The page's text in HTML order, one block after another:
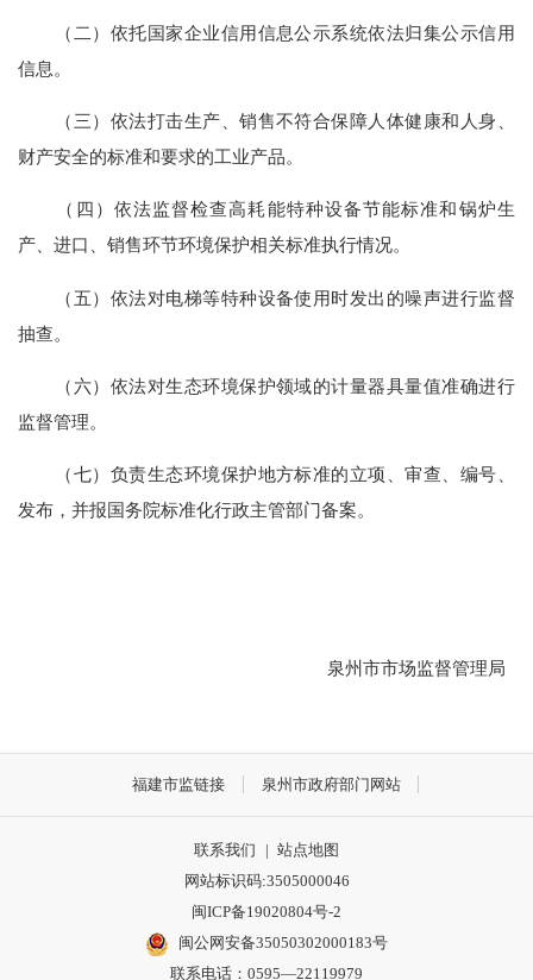
（二）依托国家企业信用信息公示系统依法归集公示信用
信息。
（三）依法打击生产、销售不符合保障人体健康和人身、
财产安全的标准和要求的工业产品。
（四）依法监督检查高耗能特种设备节能标准和锅炉生
产、进口、销售环节环境保护相关标准执行情况。
（五）依法对电梯等特种设备使用时发出的噪声进行监督
抽查。
（六）依法对生态环境保护领域的计量器具量值准确进行
监督管理。
（七）负责生态环境保护地方标准的立项、审查、编号、
发布，并报国务院标准化行政主管部门备案。
泉州市市场监督管理局
福建市监链接 泉州市政府部门网站
联系我们 | 站点地图
网站标识码:3505000046
闽ICP备19020804号-2
闽公网安备35050302000183号
联系电话：0595—22119979